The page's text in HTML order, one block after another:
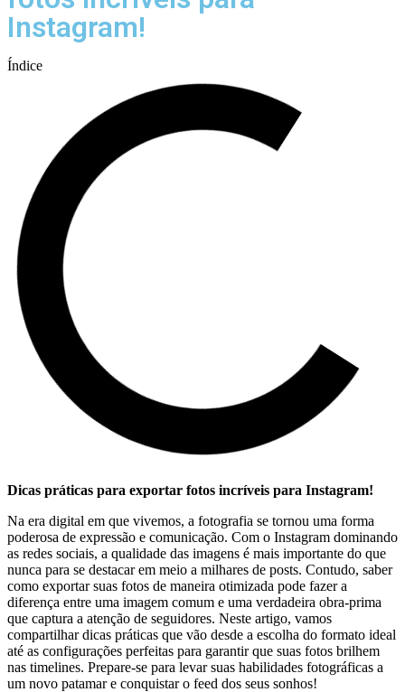
Instagram!
Índice
Dicas práticas para ​exportar fotos incríveis para⁢ Instagram!
Na era digital em ‍que⁣ vivemos, a ⁤fotografia se ​tornou uma forma
⁣poderosa de‍ expressão ⁤e ⁢comunicação. Com o Instagram dominando
⁤as⁤ redes sociais, a qualidade das ‍imagens é mais importante do‌ que
nunca para se destacar⁣ em meio a⁢ milhares de posts. Contudo, saber
‍como exportar suas fotos de maneira otimizada ⁣pode fazer a
diferença entre uma imagem comum ⁤e uma verdadeira obra-prima
⁤que captura a atenção de seguidores. Neste artigo, vamos⁢
compartilhar dicas práticas que vão desde ⁢a escolha do formato ideal
até ‌as configurações perfeitas para garantir que suas fotos brilhem
⁢nas timelines. Prepare-se para levar suas habilidades fotográficas a
um ⁤novo patamar e conquistar o‌ feed ⁣dos seus sonhos!